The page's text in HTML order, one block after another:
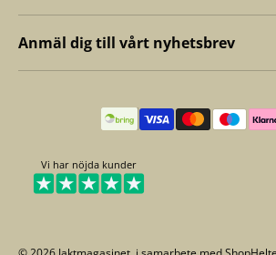
Anmäl dig till vårt nyhetsbrev
Betalningsmetoder
Vi har nöjda kunder